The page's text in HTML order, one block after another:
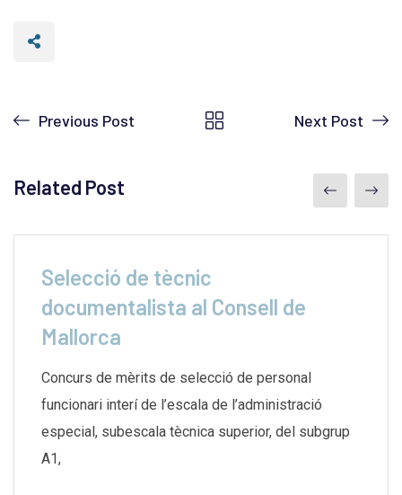
Previous Post Next Post
Related Post
Selecció de tècnic
documentalista al Consell de
Mallorca
Concurs de mèrits de selecció de personal
funcionari interí de l’escala de l’administració
especial, subescala tècnica superior, del subgrup
A1,